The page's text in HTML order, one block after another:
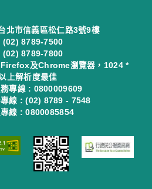
北市信義區松仁路3號9樓
(02) 8789-7500
(02) 8789-7800
及Chrome瀏覽器，1024 *
上解析度最佳
專線 : 0800009609
線 : (02) 8789 - 7548
專線 : 0800085854